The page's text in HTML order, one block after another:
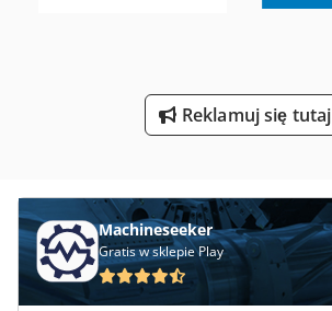
Sprzęt Do Spawania
Reklamuj się tutaj
Machineseeker
Gratis w sklepie Play